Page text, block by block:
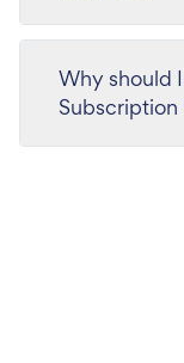
Why should
Subscription